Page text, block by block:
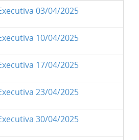
03/04/2025
10/04/2025
17/04/2025
23/04/2025
30/04/2025